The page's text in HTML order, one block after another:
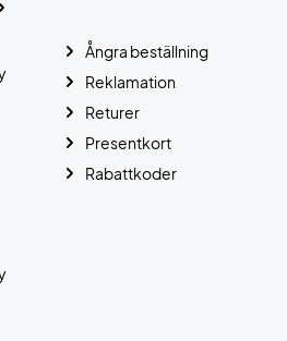
Ångra beställning
Reklamation
Returer
Presentkort
Rabattkoder